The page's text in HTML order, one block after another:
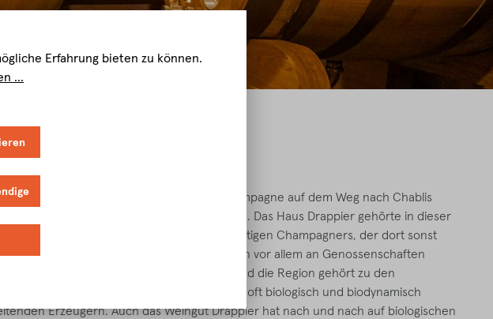
des Bar, die den südlichen Teil der Champagne auf dem Weg nach Chablis
galt lange Zeit als Stiefkind der Champagne. Das Haus Drappier gehörte in dieser
den wichtigsten Vertretern eines hochwertigen Champagners, der dort sonst
selten zu finden war, da die meisten Trauben vor allem an Genossenschaften
wurden. Das hat sich längst geändert, und die Region gehört zu den
der Appellation mit vielen kleinen, oft biologisch und biodynamisch
Erzeugern. Auch das Weingut Drappier hat nach und nach auf biologischen
Erfahrung bieten zu können.
...